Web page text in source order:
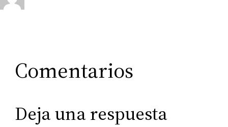
Comentarios
Deja una respuesta